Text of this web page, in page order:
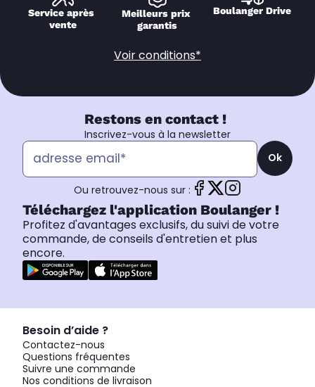
Service après
vente
Meilleurs prix
garantis
Boulanger Drive
Voir conditions*
Restons en contact !
Inscrivez-vous à la newsletter
Ok
Ou retrouvez-nous sur :
Téléchargez l'application Boulanger !
Profitez d'avantages exclusifs, du suivi de votre
commande, de conseils d'entretien et plus
encore.
Besoin d’aide ?
Contactez-nous
Questions fréquentes
Suivre une commande
Nos conditions de livraison